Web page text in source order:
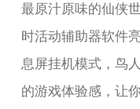
最原汁原味的仙侠
时活动辅助器软件
息屏挂机模式，鸟
的游戏体验感，让